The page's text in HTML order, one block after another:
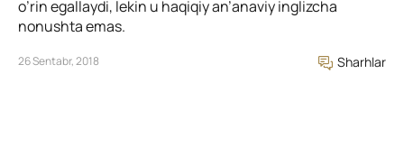
o’rin egallaydi, lekin u haqiqiy an’anaviy inglizcha
nonushta emas.
26 Sentabr, 2018 Sharhlar